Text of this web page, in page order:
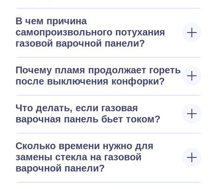
В чем причина
самопроизвольного потухания
газовой варочной панели?
Почему пламя продолжает гореть
после выключения конфорки?
Что делать, если газовая
варочная панель бьет током?
Сколько времени нужно для
замены стекла на газовой
варочной панели?